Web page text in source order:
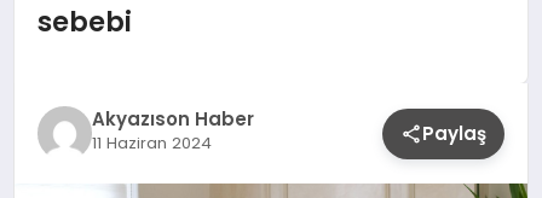
SPOR
YAŞAM
sebebi
Akyazıson Haber
11 Haziran 2024 Paylaş